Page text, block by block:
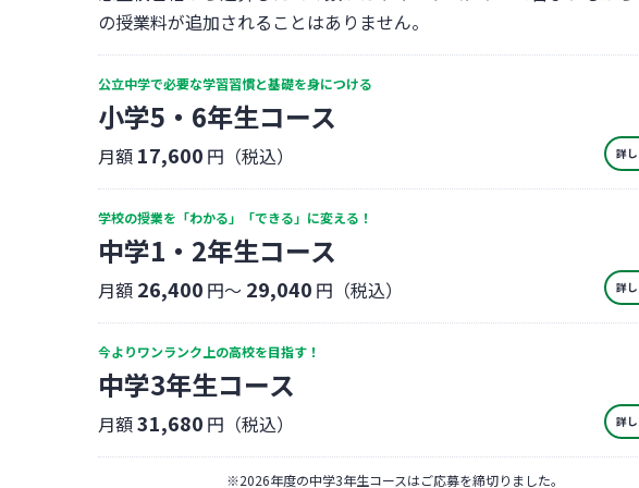
の授業料が追加されることはありません。
公立中学で必要な学習習慣と基礎を身につける
小学5・6年生コース
月額 17,600 円（税込） 詳
学校の授業を「わかる」「できる」に変える！
中学1・2年生コース
月額 26,400 円〜 29,040 円（税込） 詳
今よりワンランク上の高校を目指す！
中学3年生コース
月額31,680 円（税込） 詳
※2026年度の中学3年生コースはご応募を締切りました。